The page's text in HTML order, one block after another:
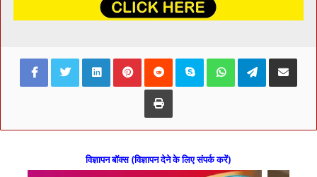
FacebookTwitterLinkedInPinterestReddit Skype WhatsAppTelegramShare via
Print
विज्ञापन बॉक्स (विज्ञापन देने के लिए संपर्क करें)